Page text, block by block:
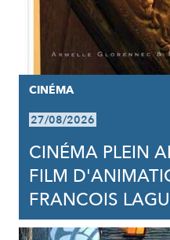
CINÉMA
27/08/2026
CINÉMA PLEIN
FILM
FRANCOIS